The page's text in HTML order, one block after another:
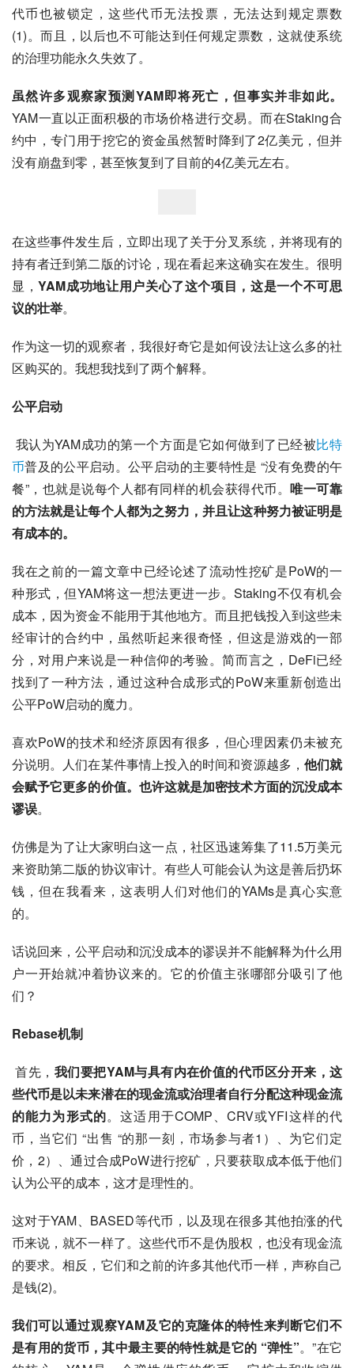
代币也被锁定，这些代币无法投票，无法达到规定票数
(1)。而且，以后也不可能达到任何规定票数，这就使系统
的治理功能永久失效了。
虽然许多观察家预测YAM即将死亡，但事实并非如此。
YAM一直以正面积极的市场价格进行交易。而在Staking合
约中，专门用于挖它的资金虽然暂时降到了2亿美元，但并
没有崩盘到零，甚至恢复到了目前的4亿美元左右。
在这些事件发生后，立即出现了关于分叉系统，并将现有的
持有者迁到第二版的讨论，现在看起来这确实在发生。很明
显，YAM成功地让用户关心了这个项目，这是一个不可思
议的壮举。
作为这一切的观察者，我很好奇它是如何设法让这么多的社
区购买的。我想我找到了两个解释。
公平启动
我认为YAM成功的第一个方面是它如何做到了已经被比特
币普及的公平启动。公平启动的主要特性是 “没有免费的午
餐”，也就是说每个人都有同样的机会获得代币。唯一可靠
的方法就是让每个人都为之努力，并且让这种努力被证明是
有成本的。
我在之前的一篇文章中已经论述了流动性挖矿是PoW的一
种形式，但YAM将这一想法更进一步。Staking不仅有机会
成本，因为资金不能用于其他地方。而且把钱投入到这些未
经审计的合约中，虽然听起来很奇怪，但这是游戏的一部
分，对用户来说是一种信仰的考验。简而言之，DeFi已经
找到了一种方法，通过这种合成形式的PoW来重新创造出
公平PoW启动的魔力。
喜欢PoW的技术和经济原因有很多，但心理因素仍未被充
分说明。人们在某件事情上投入的时间和资源越多， 他们就
会赋予它更多的价值。也许这就是加密技术方面的沉没成本
谬误。
仿佛是为了让大家明白这一点，社区迅速筹集了11.5万美元
来资助第二版的协议审计。有些人可能会认为这是善后扔坏
钱，但在我看来，这表明人们对他们的YAMs是真心实意
的。
话说回来，公平启动和沉没成本的谬误并不能解释为什么用
户一开始就冲着协议来的。它的价值主张哪部分吸引了他
们？
Rebase机制
首先， 我们要把YAM与具有内在价值的代币区分开来，这
些代币是以未来潜在的现金流或治理者自行分配这种现金流
的能力为形式的。这适用于COMP、CRV或YFI这样的代
币，当它们 “出售 “的那一刻，市场参与者1）、为它们定
价，2）、通过合成PoW进行挖矿，只要获取成本低于他们
认为公平的成本，这才是理性的。
这对于YAM、BASED等代币，以及现在很多其他拍涨的代
币来说，就不一样了。这些代币不是伪股权，也没有现金流
的要求。相反，它们和之前的许多其他代币一样，声称自己
是钱(2)。
我们可以通过观察YAM及它的克隆体的特性来判断它们不
是有用的货币，其中最主要的特性就是它的 “弹性”。”在它